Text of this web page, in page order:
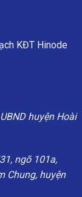
KĐT Hinode
huyện Hoài
ngõ 101a,
Chung, huyện